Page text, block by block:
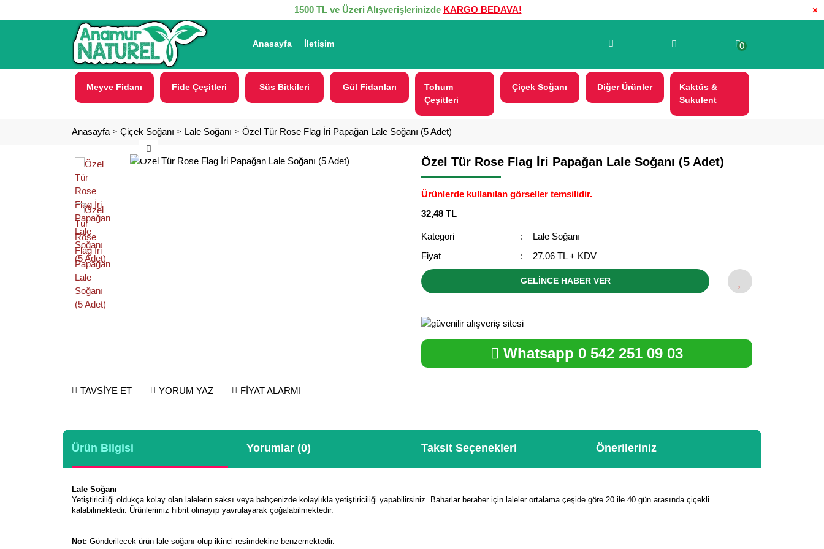
×
1500 TL ve Üzeri Alışverişlerinizde KARGO BEDAVA!
Anasayfa İletişim 0
Meyve Fidanı Fide Çeşitleri Süs Bitkileri Gül Fidanları
Tohum
Çeşitleri
Çiçek Soğanı Diğer Ürünler
Kaktüs &
Sukulent
Anasayfa Çiçek Soğanı Lale Soğanı Özel Tür Rose Flag İri Papağan Lale Soğanı (5 Adet)
TAVSİYE ET YORUM YAZ FİYAT ALARMI
Özel Tür Rose Flag İri Papağan Lale Soğanı (5 Adet)
Ürünlerde kullanılan görseller temsilidir.
32,48 TL
Kategori
Lale Soğanı
Fiyat
27,06 TL + KDV
GELİNCE HABER VER
Whatsapp 0 542 251 09 03
Ürün Bilgisi Yorumlar (0) Taksit Seçenekleri Önerileriniz
Lale Soğanı
Yetiştiriciliği oldukça kolay olan lalelerin saksı veya bahçenizde kolaylıkla yetiştiriciliği yapabilirsiniz. Baharlar beraber için laleler ortalama çeşide göre 20 ile 40 gün arasında çiçekli
kalabilmektedir. Ürünlerimiz hibrit olmayıp yavrulayarak çoğalabilmektedir.
Not: Gönderilecek ürün lale soğanı olup ikinci resimdekine benzemektedir.